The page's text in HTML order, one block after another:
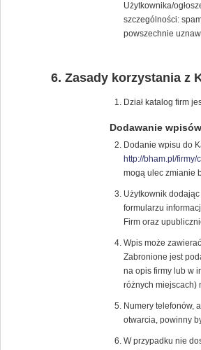
Użytkownika/
szczególności:
powszechnie
Zasady korzystania z
Dział katalog firm
Dodawanie wpisów
Dodanie wpisu do
http://bham.pl/firmy/
mogą ulec zmianie
Użytkownik
formularzu
Firm oraz
Wpis może
Zabronione jest
na opis firmy lub w
różnych miejscach)
Numery telefonów,
otwarcia, powinny
W przypadku nie